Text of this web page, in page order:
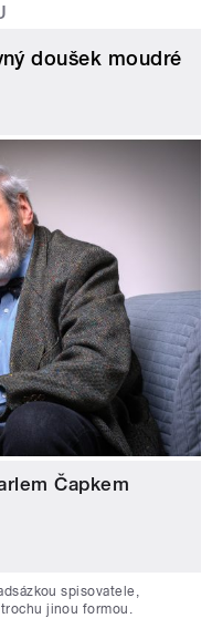
doušek moudré
Čapkem
spisovatele,
jinou formou.